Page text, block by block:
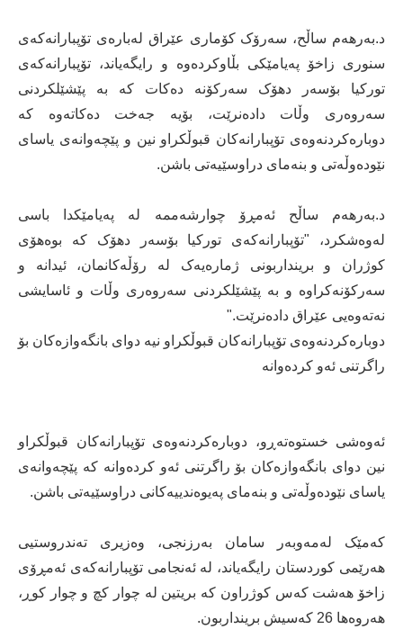
د.بەرهەم ساڵح، سەرۆک کۆماری عێراق لەبارەی تۆپبارانەکەی
سنوری زاخۆ پەیامێکی بڵاوکردەوە و رایگەیاند، تۆپبارانەکەی
تورکیا بۆسەر دهۆک سەرکۆنە دەکات کە بە پێشێلکردنی
سەروەری وڵات دادەنرێت، بۆیە جەخت دەکاتەوە کە
دوبارەکردنەوەی تۆپبارانەکان قبوڵکراو نین و پێچەوانەی یاسای
نێودەوڵەتی و بنەمای دراوسێیەتی باشن.
د.بەرهەم ساڵح ئەمڕۆ چوارشەممە لە پەیامێکدا باسی
لەوەشکرد، "تۆپبارانەکەی تورکیا بۆسەر دهۆک کە بوەهۆی
کوژران و برینداربونی ژمارەیەک لە رۆڵەکانمان، ئیدانە و
سەرکۆنەکراوە و بە پێشێلکردنی سەروەری وڵات و ئاسایشی
نەتەوەیی عێراق دادەنرێت."
دوبارەکردنەوەی تۆپبارانەکان قبوڵکراو نیە دوای بانگەوازەکان بۆ
راگرتنی ئەو کردەوانە
ئەوەشی خستوەتەڕو، دوبارەکردنەوەی تۆپبارانەکان قبوڵکراو
نین دوای بانگەوازەکان بۆ راگرتنی ئەو کردەوانە کە پێچەوانەی
یاسای نێودەوڵەتی و بنەمای پەیوەندییەکانی دراوسێیەتی باشن.
کەمێک لەمەوبەر سامان بەرزنجی، وەزیری تەندروستیی
هەرێمی کوردستان رایگەیاند، لە ئەنجامی تۆپبارانەکەی ئەمڕۆی
زاخۆ هەشت کەس کوژراون کە بریتین لە چوار کچ و چوار کوڕ،
هەروەها 26 کەسیش برینداربون.